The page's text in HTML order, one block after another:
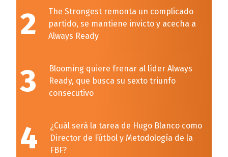
2
The Strongest remonta un complicado
partido, se mantiene invicto y acecha a
Always Ready
3
Blooming quiere frenar al líder Always
Ready, que busca su sexto triunfo
consecutivo
4
¿Cuál será la tarea de Hugo Blanco como
Director de Fútbol y Metodología de la
FBF?